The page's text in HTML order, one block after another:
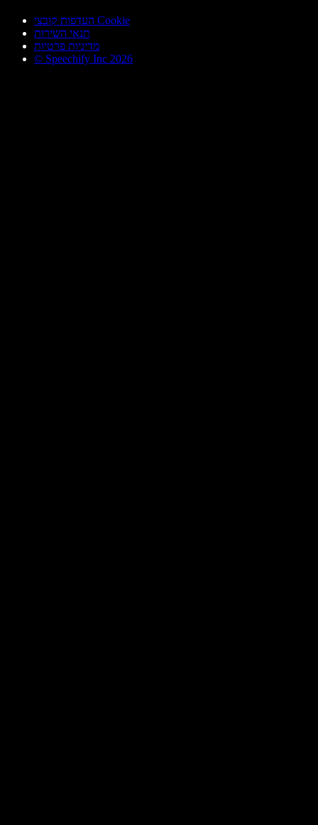
העדפות קובצי Cookie
תנאי השירות
מדיניות פרטיות
© Speechify Inc 2026